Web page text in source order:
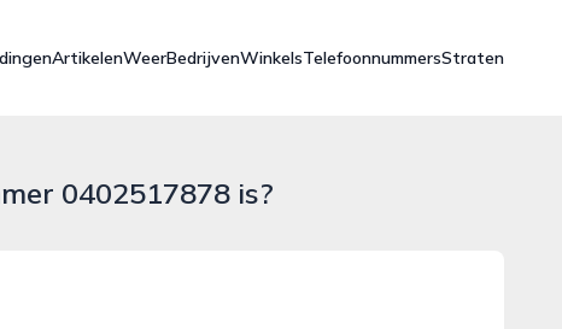
ArtikelenWeerBedrijvenWinkelsTelefoonnummersStraten
0402517878 is?